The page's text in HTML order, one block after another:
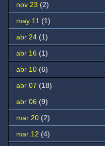
nov 23 (2)
may 11 (1)
abr 24 (1)
abr 16 (1)
abr 10 (6)
abr 07 (18)
abr 06 (9)
mar 20 (2)
mar 12 (4)